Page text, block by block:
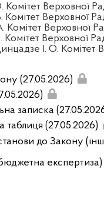
Комітет Верховної
Комітет Верховної
Комітет Верховної
Комітет Верховної
І. О. Комітет
(27.05.2026)
записка
таблиця (27.05.2026)
до Закону
експертиза)